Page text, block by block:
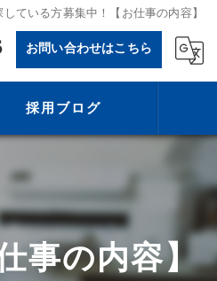
ている方募集中！【お仕事の内容】
お問い合わせはこちら
採用ブログ
事の内容】